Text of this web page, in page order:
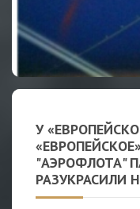
У
"АЭРОФЛОТА"
РАЗУКРАСИЛИ